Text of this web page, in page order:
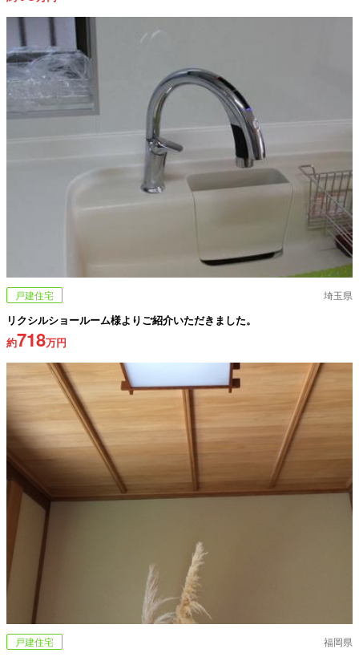
戸建住宅 埼玉県
リクシルショールーム様よりご紹介いただきました。
約718万円
戸建住宅 福岡県